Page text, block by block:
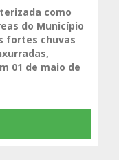
como
do Município
fortes chuvas
01 de maio de